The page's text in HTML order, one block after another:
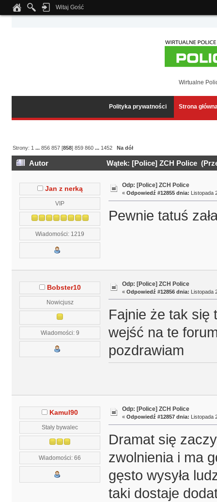
Notice: Undefined index: tapatalk_body_hook in
Witaj Gość
Wirtualne
Polityka prywatności Strona
Strony: 1 ...856 857 [858]859 860 ... 1452 Na dół
Autor Wątek: [Police] ZCH Police
Jan z nerką
VIP
Wiadomości: 1219
Odp: [Police] ZCH Police
« Odpowiedź #12855 dnia: Listopada
Pewnie tatuś
Bobster10
Nowicjusz
Wiadomości: 9
Odp: [Police] ZCH Police
« Odpowiedź #12856 dnia: Listopada
Fajnie że tak się
wejść na te
pozdrawiam
Kamul90
Stały bywalec
Wiadomości: 66
Odp: [Police] ZCH Police
« Odpowiedź #12857 dnia: Listopada
Dramat się
zwolnienia i ma
gęsto wysyła
taki dostaje